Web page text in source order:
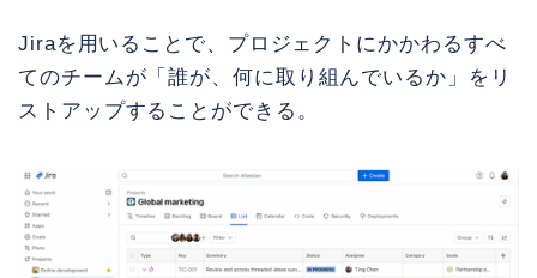
Jiraを用いることで、プロジェクトにかかわるすべ
てのチームが「誰が、何に取り組んでいるか」をリ
ストアップすることができる。